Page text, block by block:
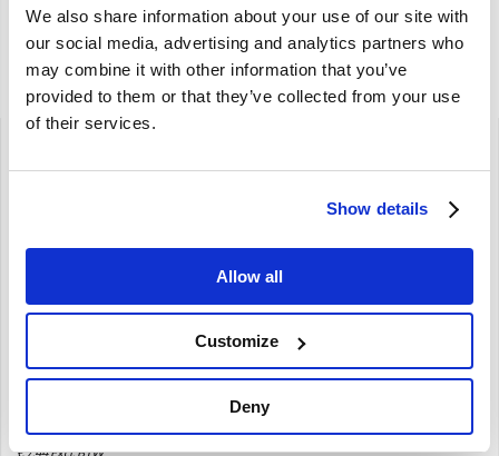
We also share information about your use of our site with
our social media, advertising and analytics partners who
may combine it with other information that you’ve
provided to them or that they’ve collected from your use
of their services.
Show details
Allow all
Customize
Deny
OE referentie 672609
Gerelateerde artikelen
Achteras bout 9/16 UNC Volvo Volvo Amazon 140 164
€9,00
€7,44Excl. BTW